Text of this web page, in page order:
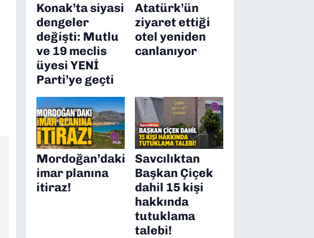
Konak’ta siyasi
dengeler
değişti: Mutlu
ve 19 meclis
üyesi YENİ
Parti’ye geçti
Atatürk’ün
ziyaret ettiği
otel yeniden
canlanıyor
Mordoğan’daki
imar planına
itiraz!
Savcılıktan
Başkan Çiçek
dahil 15 kişi
hakkında
tutuklama
talebi!